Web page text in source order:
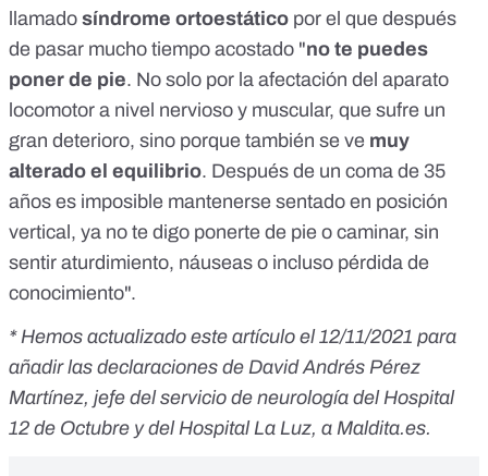
llamado síndrome ortoestático por el que después
de pasar mucho tiempo acostado "no te puedes
poner de pie. No solo por la afectación del aparato
locomotor a nivel nervioso y muscular, que sufre un
gran deterioro, sino porque también se ve muy
alterado el equilibrio. Después de un coma de 35
años es imposible mantenerse sentado en posición
vertical, ya no te digo ponerte de pie o caminar, sin
sentir aturdimiento, náuseas o incluso pérdida de
conocimiento".
* Hemos actualizado este artículo el 12/11/2021 para
añadir las declaraciones de David Andrés Pérez
Martínez, jefe del servicio de neurología del Hospital
12 de Octubre y del Hospital La Luz, a Maldita.es.